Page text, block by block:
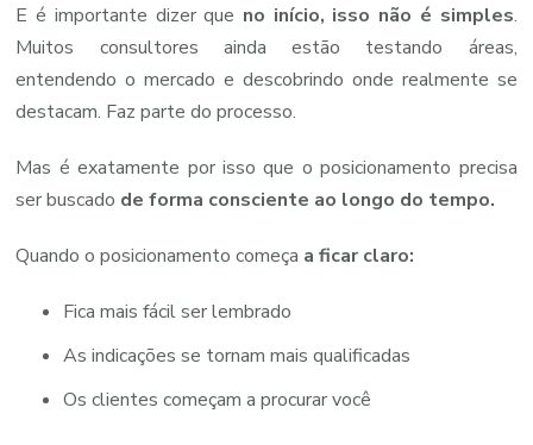
E é importante dizer que no início, isso não é simples.
Muitos consultores ainda estão testando áreas,
entendendo o mercado e descobrindo onde realmente se
destacam. Faz parte do processo.
Mas é exatamente por isso que o posicionamento precisa
ser buscado de forma consciente ao longo do tempo.
Quando o posicionamento começa a ficar claro:
Fica mais fácil ser lembrado
As indicações se tornam mais qualificadas
Os clientes começam a procurar você